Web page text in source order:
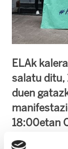
ELAk
salatu ditu,
duen
18:00etan